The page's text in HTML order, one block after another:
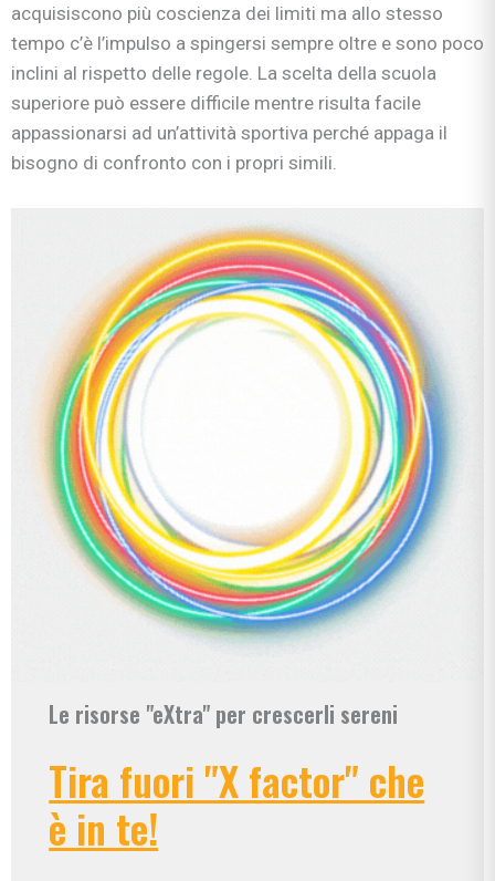
acquisiscono più coscienza dei limiti ma allo stesso
tempo c’è l’impulso a spingersi sempre oltre e sono poco
inclini al rispetto delle regole. La scelta della scuola
superiore può essere difficile mentre risulta facile
appassionarsi ad un’attività sportiva perché appaga il
bisogno di confronto con i propri simili.
Le risorse "eXtra" per crescerli sereni
Tira fuori "X factor" che
è in te!